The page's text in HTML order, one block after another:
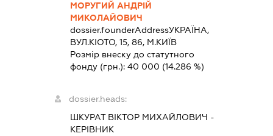
МОРУГИЙ АНДРІЙ
МИКОЛАЙОВИЧ
dossier.founderAddressУКРАЇНА,
ВУЛ.КІОТО, 15, 86, М.КИЇВ
Розмір внеску до статутного
фонду (грн.):40 000 (14.286 %)
dossier.heads:
ШКУРАТ ВІКТОР МИХАЙЛОВИЧ -
КЕРІВНИК